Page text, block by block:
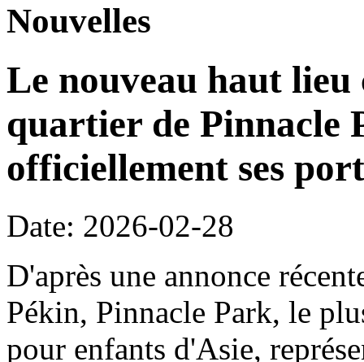
Nouvelles
Le nouveau haut
quartier de Pinnacle
officiellement ses
Date: 2026-02-28
D'après une annonce
Pékin, Pinnacle Park, le
pour enfants d'Asie,